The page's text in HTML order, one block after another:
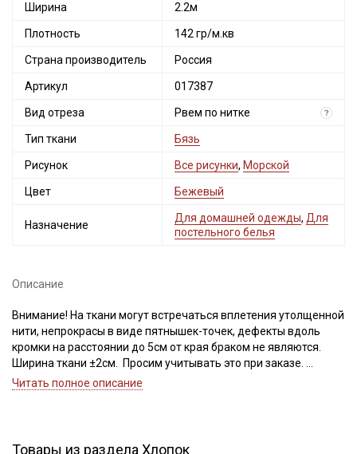
Ширина 2.2м
Плотность 142 гр/м.кв
Страна производитель Россия
Артикул 017387
Вид отреза Рвем по нитке ?
Тип ткани Бязь
Рисунок Все рисунки, Морской
Цвет Бежевый
Назначение
Для домашней одежды, Для
постельного белья
Описание
Внимание! На ткани могут встречаться вплетения утолщенной
нити, непрокрасы в виде пятнышек-точек, дефекты вдоль
кромки на расстоянии до 5см от края браком не являются.
Ширина ткани ±2см. Просим учитывать это при заказе.
Бязь выдерживает многократные стирки, не теряя
Читать полное описание
Товары из раздела Хлопок
Секретная рассылка от Купава
промокоды и скидки до 30% на узкие
категории тканей
Подписаться
данных
ДаюСогласие на получение рекламных и
информационных рассылок